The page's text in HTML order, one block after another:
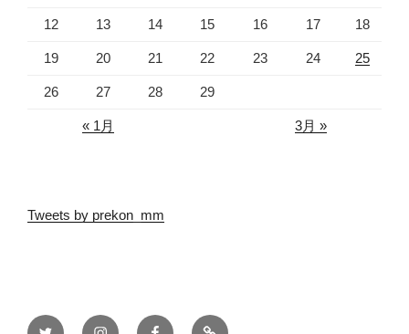
12 13 14 15 16 17 18
19 20 21 22 23 24 25
26 27 28 29
« 1月 3月 »
Tweets by prekon_mm
pre pre pre pre